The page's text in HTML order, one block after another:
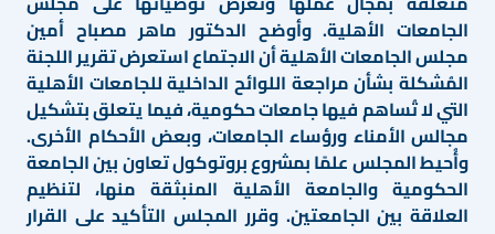
الجامعات الأهلية. وأوضح الدكتور ماهر مصباح أمين
مجلس الجامعات الأهلية أن الاجتماع استعرض تقرير اللجنة
المُشكلة بشأن مراجعة اللوائح الداخلية للجامعات الأهلية
التي لا تُساهم فيها جامعات حكومية، فيما يتعلق بتشكيل
مجالس الأمناء ورؤساء الجامعات، وبعض الأحكام الأخرى.
وأُحيط المجلس علمًا بمشروع بروتوكول تعاون بين الجامعة
الحكومية والجامعة الأهلية المنبثقة منها، لتنظيم
العلاقة بين الجامعتين. وقرر المجلس التأكيد على القرار